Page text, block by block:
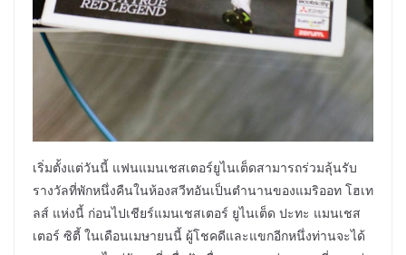
เริ่มตั้งแต่วันนี้ แฟนแมนเชสเตอร์ยูไนเต็ดสามารถร่วมลุ้นรับ
รางวัลที่พักหนึ่งคืนในห้องสวีทอันเป็นตำนานของแมริออท โฮเท
ลส์ แห่งนี้ ก่อนไปเชียร์แมนเชสเตอร์ ยูไนเต็ด ปะทะ แมนเชส
เตอร์ ซิตี้ ในเดือนเมษายนนี้ ผู้โชคดีและแขกอีกหนึ่งท่านจะได้